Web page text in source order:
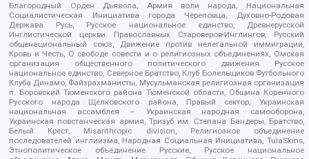
Благородный Орден Дьявола, Армия воли народа, Национальная
Социалистическая Инициатива города Череповца, Духовно-Родовая
Держава Русь, Русское национальное единство, Древнерусской
Инглистической церкви Православных Староверов-Инглингов, Русский
общенациональный союз, Движение против нелегальной иммиграции,
Кровь и Честь, О свободе совести и о религиозных объединениях, Омская
организация общественного политического движения Русское
национальное единство, Северное Братство, Клуб Болельщиков Футбольного
Клуба Динамо, Файзрахманисты, Мусульманская религиозная организация
п. Боровский Тюменского района Тюменской области, Община Коренного
Русского народа Щелковского района, Правый сектор, Украинская
национальная ассамблея – Украинская народная самооборона,
Украинская повстанческая армия, Тризуб им. Степана Бандеры, Братство,
Белый Крест, Misanthropic division, Религиозное объединение
последователей инглиизма, Народная Социальная Инициатива, TulaSkins,
Этнополитическое объединение Русские, Русское национальное